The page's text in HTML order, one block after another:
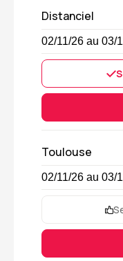
Distanciel
02/11/26 au 03/
Toulouse
02/11/26 au 03/